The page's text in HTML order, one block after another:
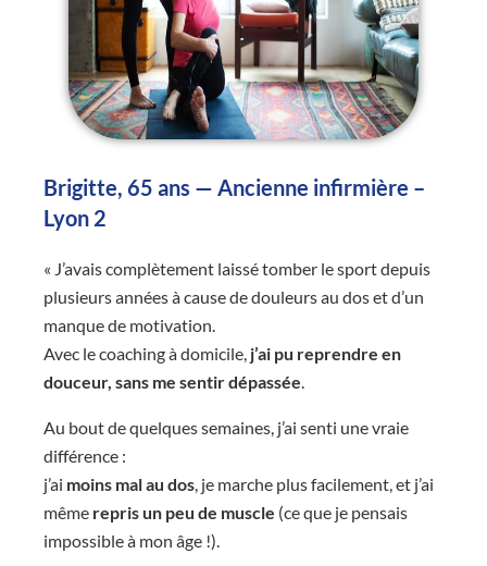
Brigitte, 65 ans — Ancienne infirmière –
Lyon 2
« J’avais complètement laissé tomber le sport depuis
plusieurs années à cause de douleurs au dos et d’un
manque de motivation.
Avec le coaching à domicile, j’ai pu reprendre en
douceur, sans me sentir dépassée.
Au bout de quelques semaines, j’ai senti une vraie
différence :
j’ai moins mal au dos, je marche plus facilement, et j’ai
même repris un peu de muscle (ce que je pensais
impossible à mon âge !).